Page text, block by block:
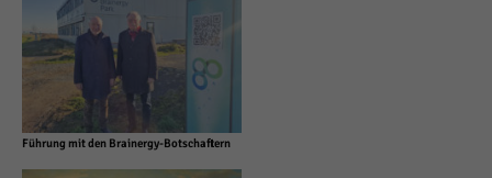
Führung mit den Brainergy-Botschaftern